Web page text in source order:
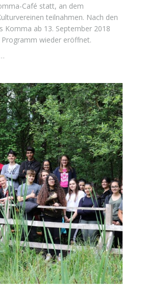
Café statt, an dem
teilnahmen. Nach den
Komma ab 13. September 2018
wieder eröffnet.